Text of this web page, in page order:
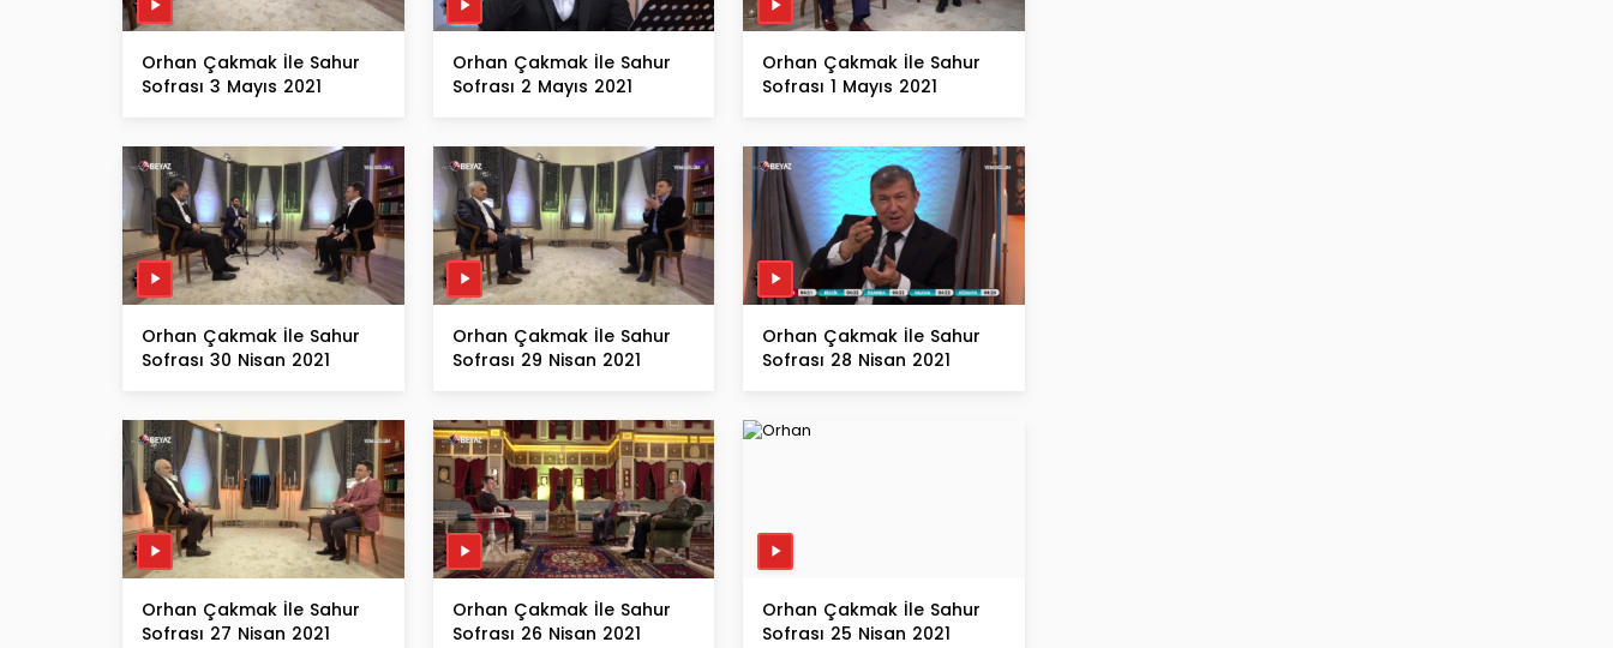
Orhan Çakmak İle Sahur
Sofrası 3 Mayıs 2021
Orhan Çakmak İle Sahur
Sofrası 2 Mayıs 2021
Orhan Çakmak İle Sahur
Sofrası 1 Mayıs 2021
Orhan Çakmak İle Sahur
Sofrası 30 Nisan 2021
Orhan Çakmak İle Sahur
Sofrası 29 Nisan 2021
Orhan Çakmak İle Sahur
Sofrası 28 Nisan 2021
Orhan Çakmak İle Sahur
Sofrası 27 Nisan 2021
Orhan Çakmak İle Sahur
Sofrası 26 Nisan 2021
Orhan Çakmak İle Sahur
Sofrası 25 Nisan 2021